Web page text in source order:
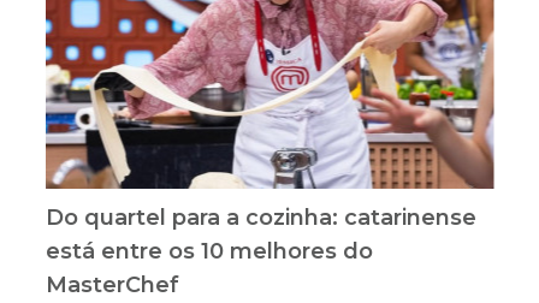
Do quartel para a cozinha: catarinense
está entre os 10 melhores do
MasterChef